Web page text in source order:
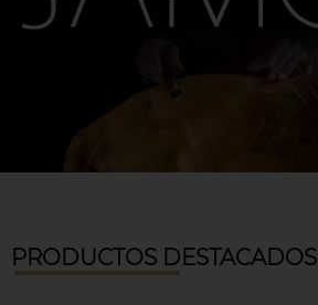
PRODUCTOS DESTACADOS